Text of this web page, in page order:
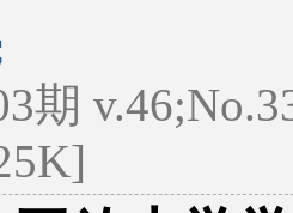
期